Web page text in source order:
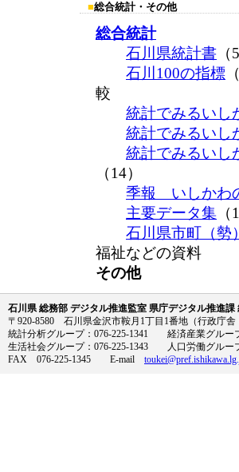
■総合統計・その他
総合統計
石川県統計書
石川100の指標
較
統計でみるいし
統計でみるいし
統計でみるいし
（14）
季報 いしかわ
主要データ集
石川県市町（勢
福祉などの資料
その他
石川県 総務部 デジタル推進監室 県庁デジタル推進課
〒920-8580 石川県金沢市鞍月1丁目1番地（行政庁舎
統計分析グループ：076-225-1341 経済産業グルー
生活社会グループ：076-225-1343 人口労働グルー
FAX 076-225-1345 E-mail